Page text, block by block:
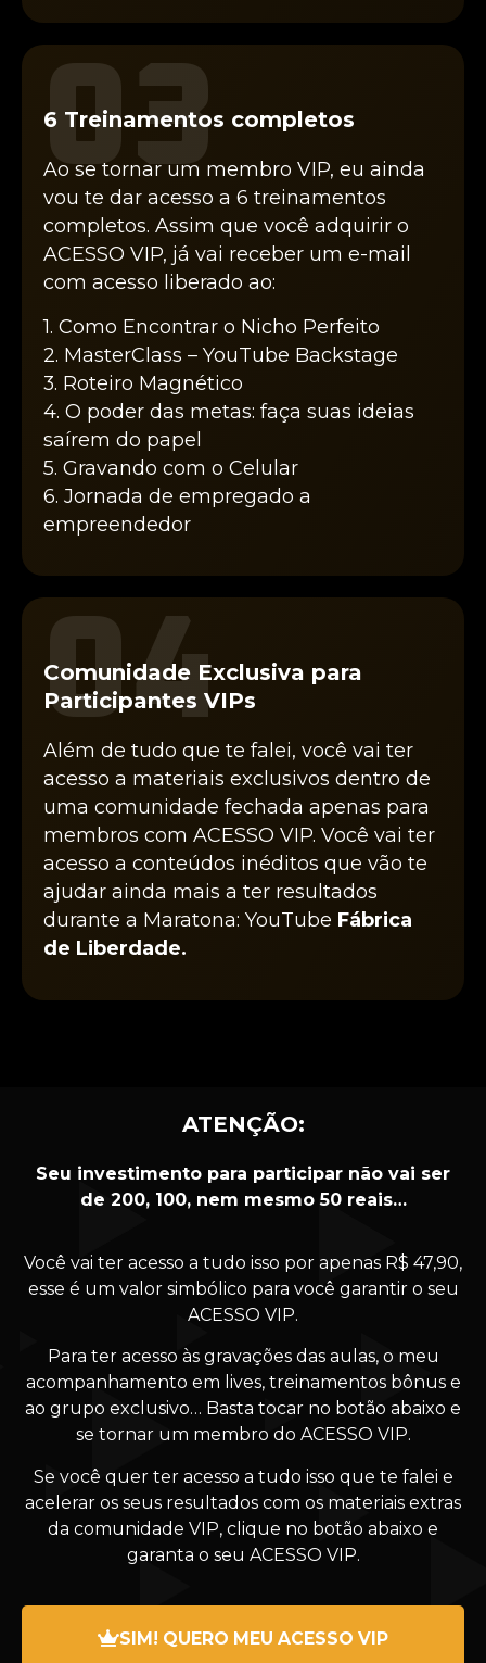
03
6 Treinamentos completos
Ao se tornar um membro VIP, eu ainda
vou te dar acesso a 6 treinamentos
completos. Assim que você adquirir o
ACESSO VIP, já vai receber um e-mail
com acesso liberado ao:
1. Como Encontrar o Nicho Perfeito
2. MasterClass – YouTube Backstage
3. Roteiro Magnético
4. O poder das metas: faça suas ideias
saírem do papel
5. Gravando com o Celular
6. Jornada de empregado a
empreendedor
04
Comunidade Exclusiva para
Participantes VIPs
Além de tudo que te falei, você vai ter
acesso a materiais exclusivos dentro de
uma comunidade fechada apenas para
membros com ACESSO VIP. Você vai ter
acesso a conteúdos inéditos que vão te
ajudar ainda mais a ter resultados
durante a Maratona: YouTube Fábrica
de Liberdade.
ATENÇÃO:
Seu investimento para participar não vai ser
de 200, 100, nem mesmo 50 reais…
Você vai ter acesso a tudo isso por apenas R$ 47,90,
esse é um valor simbólico para você garantir o seu
ACESSO VIP.
Para ter acesso às gravações das aulas, o meu
acompanhamento em lives, treinamentos bônus e
ao grupo exclusivo… Basta tocar no botão abaixo e
se tornar um membro do ACESSO VIP.
Se você quer ter acesso a tudo isso que te falei e
acelerar os seus resultados com os materiais extras
da comunidade VIP, clique no botão abaixo e
garanta o seu ACESSO VIP.
SIM! QUERO MEU ACESSO VIP